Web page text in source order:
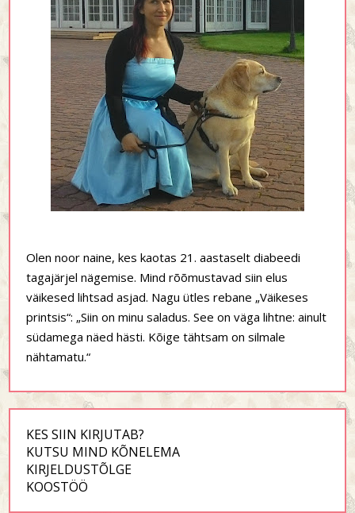
Olen noor naine, kes kaotas 21. aastaselt diabeedi
tagajärjel nägemise. Mind rõõmustavad siin elus
väikesed lihtsad asjad. Nagu ütles rebane „Väikeses
printsis“: „Siin on minu saladus. See on väga lihtne: ainult
südamega näed hästi. Kõige tähtsam on silmale
nähtamatu.“
KES SIIN KIRJUTAB?
KUTSU MIND KÕNELEMA
KIRJELDUSTÕLGE
KOOSTÖÖ